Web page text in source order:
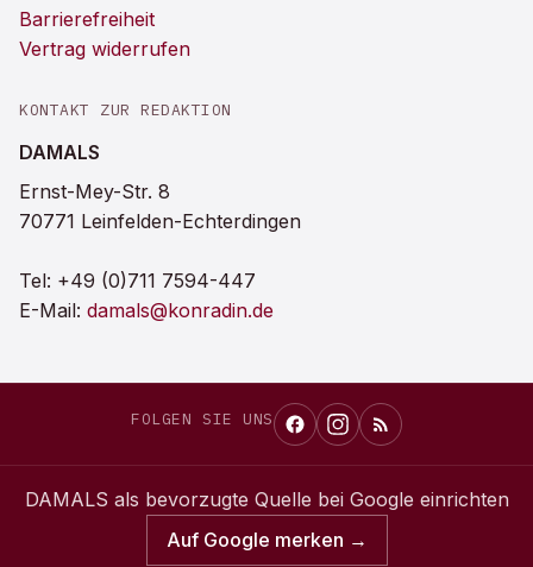
Barrierefreiheit
Vertrag widerrufen
KONTAKT ZUR REDAKTION
DAMALS
Ernst-Mey-Str. 8
70771 Leinfelden-Echterdingen
Tel: +49 (0)711 7594-447
E-Mail: damals@konradin.de
FOLGEN SIE UNS
DAMALS als bevorzugte Quelle bei Google einrichten
Auf Google merken →